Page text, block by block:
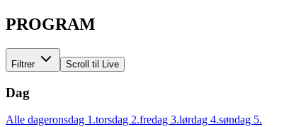
PROGRAM
Filtrer Scroll til Live
Dag
Alle dageronsdag 1.torsdag 2.fredag 3.lørdag 4.søndag 5.